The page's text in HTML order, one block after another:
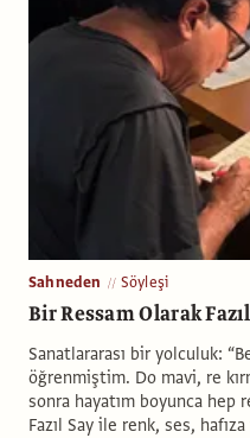
Sahneden Söyleşi
Bir Ressam Olarak
Sanatlararası bir yolculuk:
öğrenmiştim. Do mavi, re
sonra hayatım boyunca hep
Fazıl Say ile renk, ses,